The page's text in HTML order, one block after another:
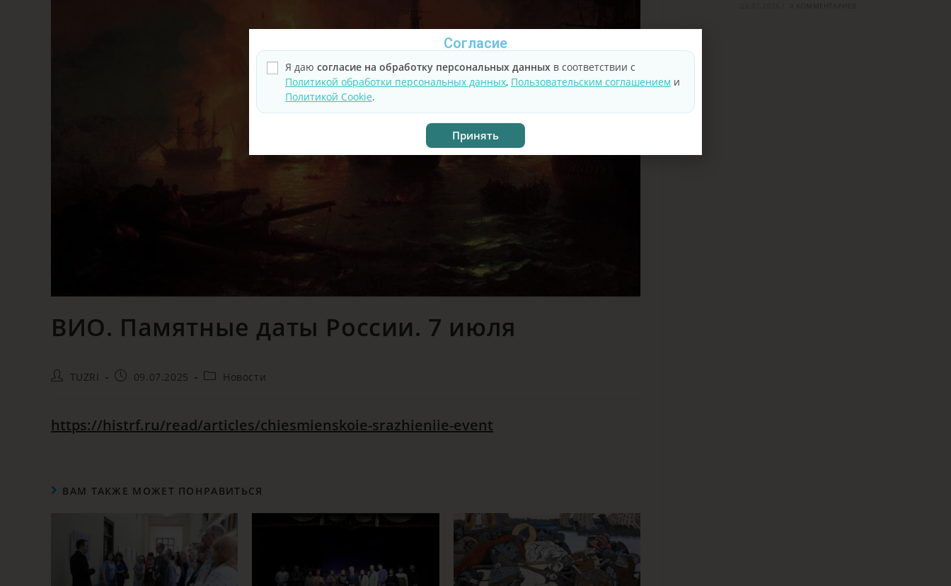
ВИО. Памятные даты России. 7 июля
TUZRI 09.07.2025 Новости
https://histrf.ru/read/articles/chiesmienskoie-srazhieniie-event
ВАМ ТАКЖЕ МОЖЕТ ПОНРАВИТЬСЯ
Согласие
Я даю согласие на обработку персональных данных в соответствии с
Политикой обработки персональных данных, Пользовательским соглашением и
Политикой Cookie.
Принять